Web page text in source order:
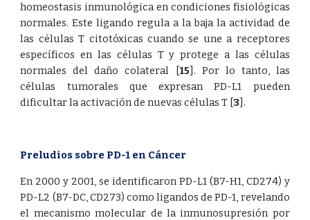
homeostasis inmunológica en condiciones fisiológicas
normales. Este ligando regula a la baja la actividad de
las células T citotóxicas cuando se une a receptores
específicos en las células T y protege a las células
normales del daño colateral
[15] . Por lo tanto, las
células tumorales que expresan PD-L1 pueden
dificultar la activación de nuevas células T [3] .
Preludios sobre PD-1 en Cáncer
En 2000 y 2001, se identificaron PD-L1 (B7-H1, CD274) y
PD-L2 (B7-DC, CD273) como ligandos de PD-1, revelando
el mecanismo molecular de la inmunosupresión por